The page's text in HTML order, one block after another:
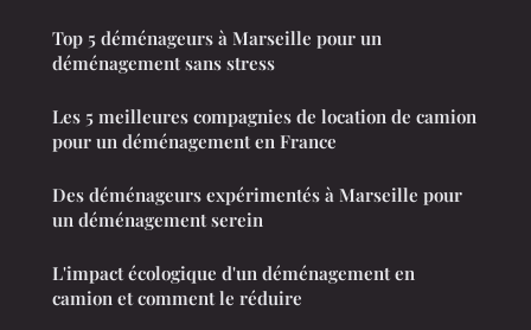
Top 5 déménageurs à Marseille pour un
déménagement sans stress
Les 5 meilleures compagnies de location de camion
pour un déménagement en France
Des déménageurs expérimentés à Marseille pour
un déménagement serein
L'impact écologique d'un déménagement en
camion et comment le réduire